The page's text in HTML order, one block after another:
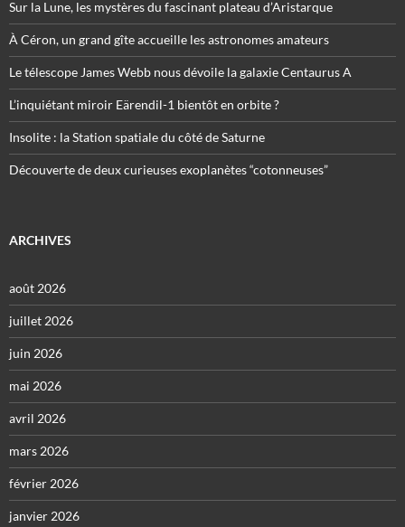
Sur la Lune, les mystères du fascinant plateau d’Aristarque
À Céron, un grand gîte accueille les astronomes amateurs
Le télescope James Webb nous dévoile la galaxie Centaurus A
L’inquiétant miroir Eärendil-1 bientôt en orbite ?
Insolite : la Station spatiale du côté de Saturne
Découverte de deux curieuses exoplanètes “cotonneuses”
ARCHIVES
août 2026
juillet 2026
juin 2026
mai 2026
avril 2026
mars 2026
février 2026
janvier 2026